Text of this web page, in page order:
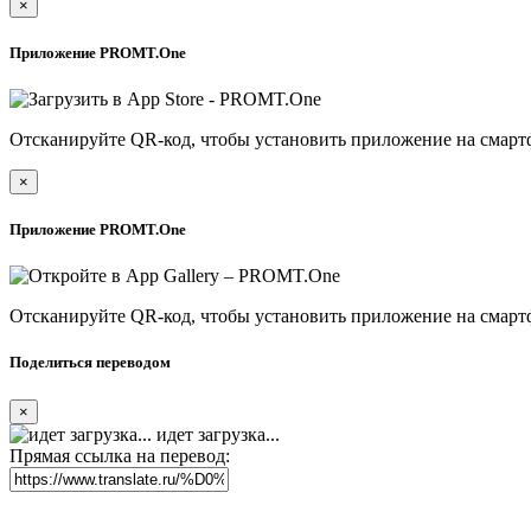
×
Приложение PROMT.One
Отсканируйте QR-код, чтобы установить приложение на
×
Приложение PROMT.One
Отсканируйте QR-код, чтобы установить приложение на
Поделиться переводом
×
идет загрузка...
Прямая ссылка на перевод: